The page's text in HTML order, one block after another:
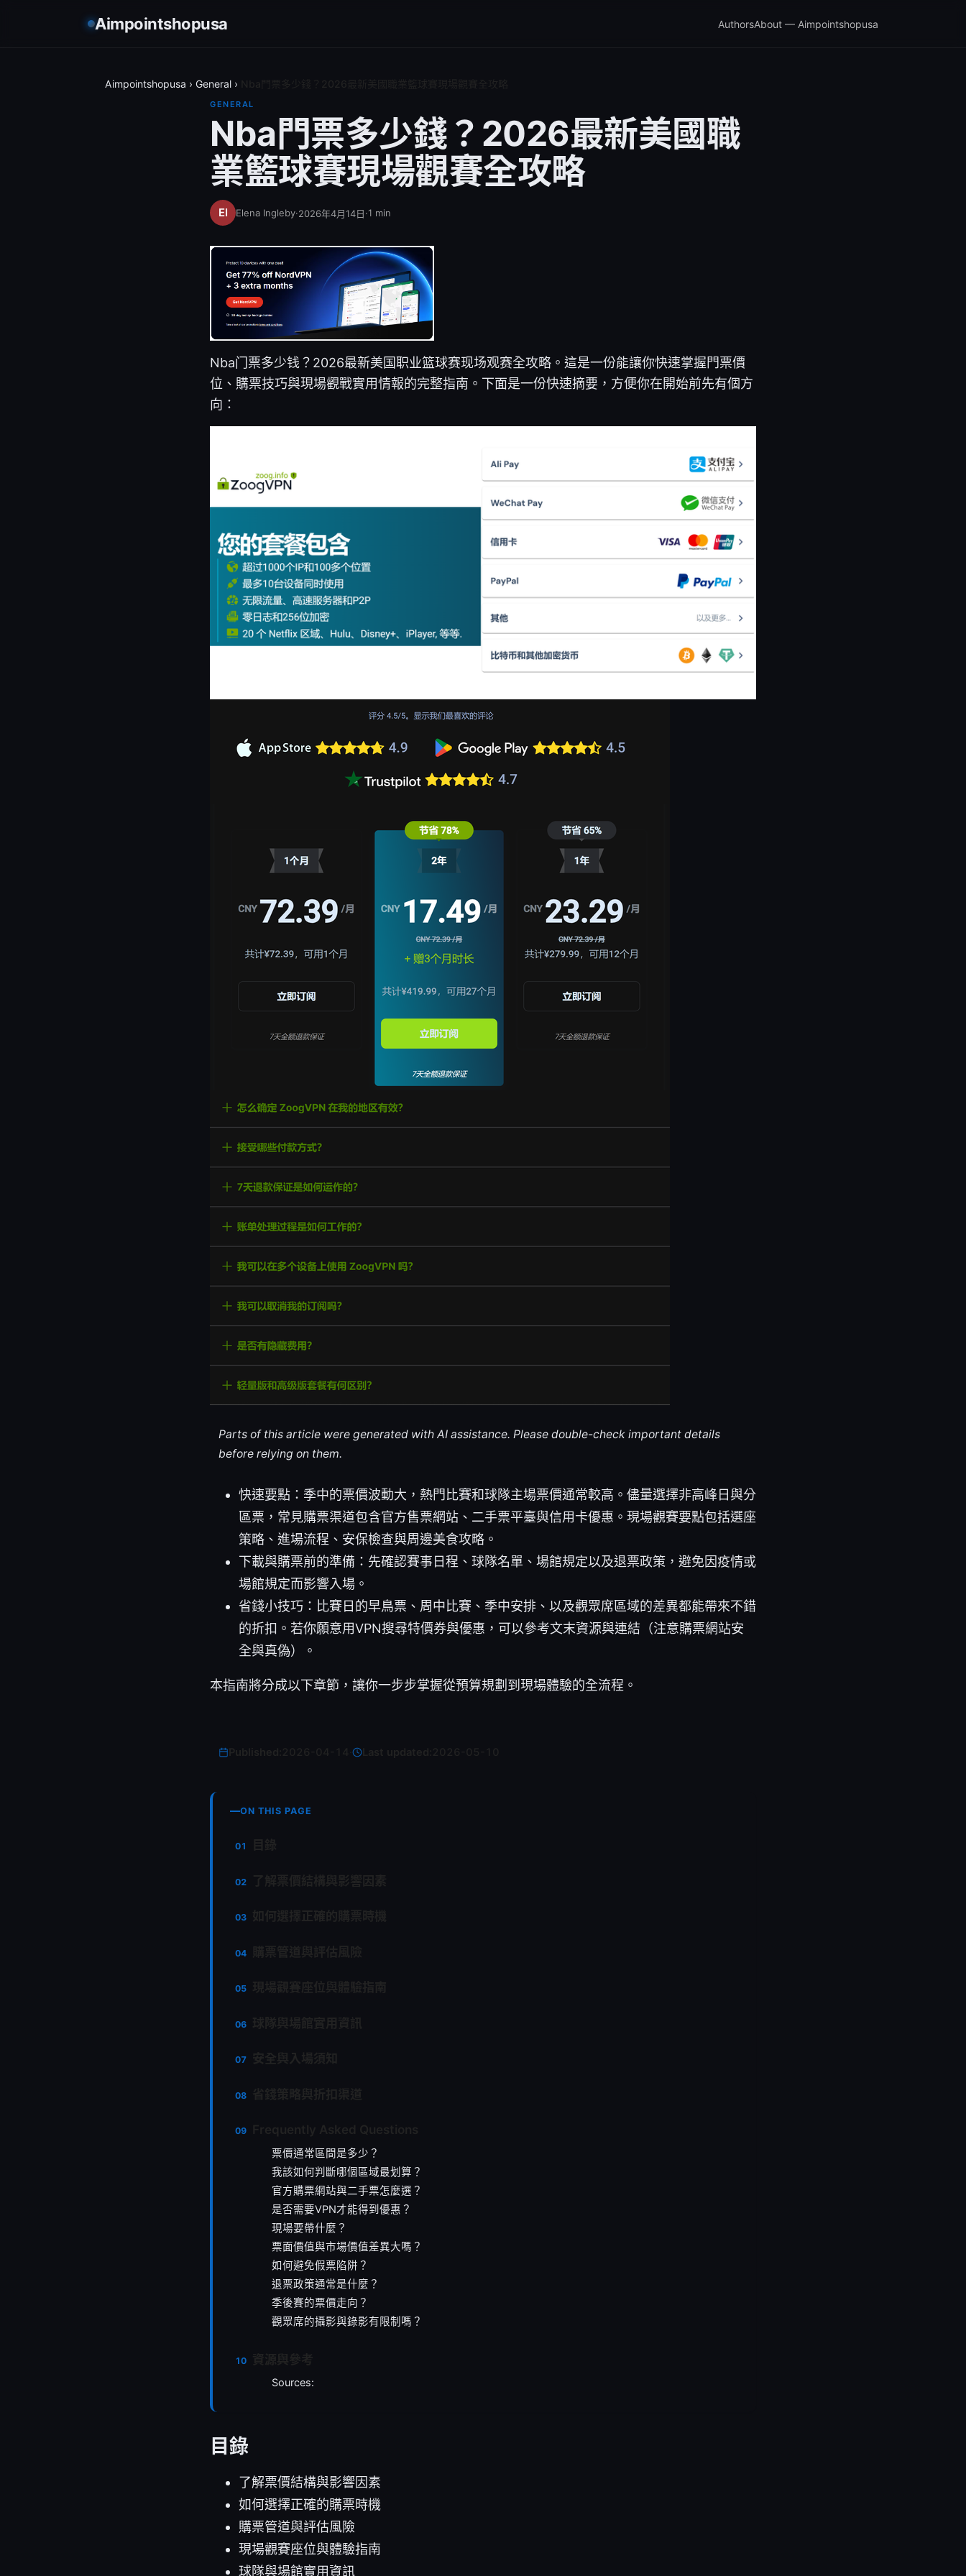
Aimpointshopusa AuthorsAbout — Aimpointshopusa
Aimpointshopusa › General ›
GENERAL
Nba門票多少錢？2026最新美國職
業籃球賽現場觀賽全攻略
Elena Ingleby·2026年4月14日·1 min
Nba门票多少钱？2026最新美国职业篮球赛现场观赛全攻略。這是一份能讓你快速掌握門票價
位、購票技巧與現場觀戰實用情報的完整指南。下面是一份快速摘要，方便你在開始前先有個方
向：
Parts of this article were generated with AI assistance. Please double-check important details
before relying on them.
快速要點：季中的票價波動大，熱門比賽和球隊主場票價通常較高。儘量選擇非高峰日與分
區票，常見購票渠道包含官方售票網站、二手票平臺與信用卡優惠。現場觀賽要點包括選座
策略、進場流程、安保檢查與周邊美食攻略。
下載與購票前的準備：先確認賽事日程、球隊名單、場館規定以及退票政策，避免因疫情或
場館規定而影響入場。
省錢小技巧：比賽日的早鳥票、周中比賽、季中安排、以及觀眾席區域的差異都能帶來不錯
的折扣。若你願意用VPN搜尋特價券與優惠，可以參考文末資源與連結（注意購票網站安
全與真偽）。
本指南將分成以下章節，讓你一步步掌握從預算規劃到現場體驗的全流程。
Last updated:
ON THIS PAGE
票價通常區間是多少？
我該如何判斷哪個區域最划算？
官方購票網站與二手票怎麼選？
是否需要VPN才能得到優惠？
現場要帶什麼？
票面價值與市場價值差異大嗎？
如何避免假票陷阱？
退票政策通常是什麼？
季後賽的票價走向？
觀眾席的攝影與錄影有限制嗎？
Sources:
目錄
了解票價結構與影響因素
如何選擇正確的購票時機
購票管道與評估風險
現場觀賽座位與體驗指南
球隊與場館實用資訊